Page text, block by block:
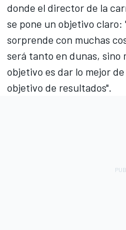
donde el director de la
se pone un objetivo claro:
sorprende con muchas
será tanto en dunas, sino
objetivo es dar lo mejor
objetivo de resultados".